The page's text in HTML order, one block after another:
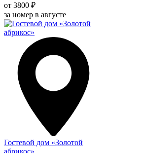
от 3800 ₽
за номер в августе
Гостевой дом «Золотой